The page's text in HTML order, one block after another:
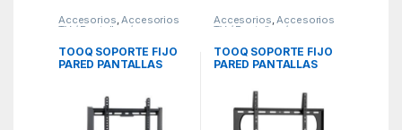
Accesorios,Accesorios
TV / Pantallas /
TOOQ SOPORTE FIJO
PARED PANTALLAS
Accesorios,Accesorios
TV / Pantallas /
TOOQ SOPORTE FIJO
PARED PANTALLAS